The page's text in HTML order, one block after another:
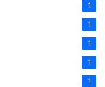
1
1
1
1
1